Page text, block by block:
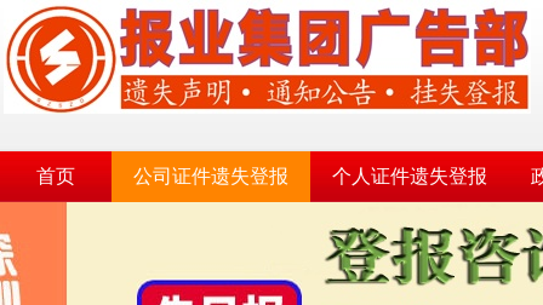
首页 公司证件遗失登报 个人证件遗失登报